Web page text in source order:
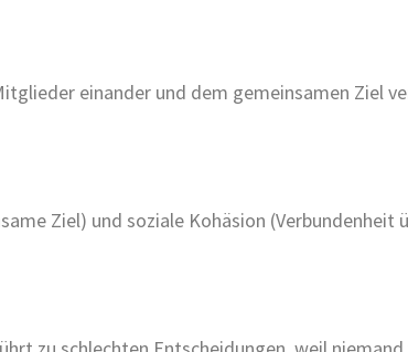
einander und dem gemeinsamen Ziel
Ziel) und soziale Kohäsion